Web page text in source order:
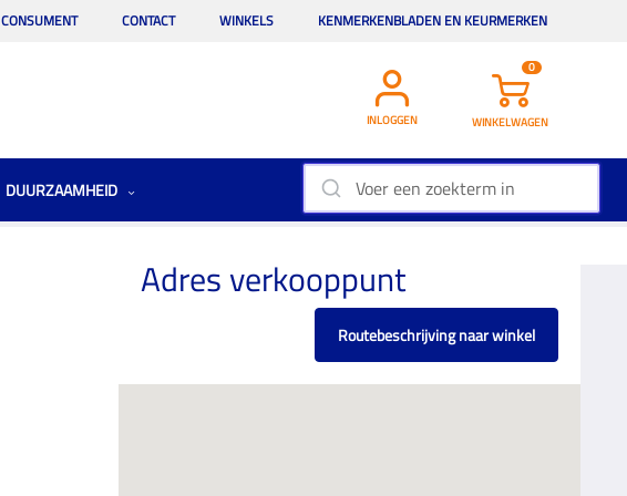
CONSUMENT CONTACT WINKELS KENMERKENBLADEN EN KEURMERKEN
INLOGGEN
0
WINKELWAGEN
DUURZAAMHEID
Adres verkooppunt
Routebeschrijving naar winkel